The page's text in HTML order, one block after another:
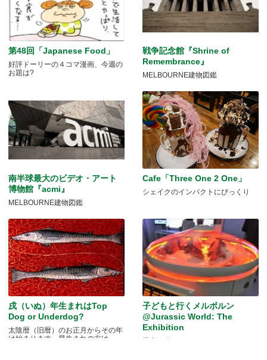
第48回「Japanese Food」
好評ドーリーの４コマ漫画、今週の
お題は?
戦争記念館『Shrine of
Remembrance』
MELBOURNE建物図鑑
南半球最大のビデオ・アート
博物館『acmi』
MELBOURNE建物図鑑
Cafe「Three One 2 One」
シェイクのインパクトにびっくり
戌（いぬ）年生まれはTop
Dog or Underdog?
太陰暦（旧暦）のお正月からその年
は始まります。早生まれの方は.....
子どもと行くメルボルン
@Jurassic World: The
Exhibition